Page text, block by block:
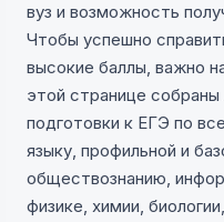
вуз и возможность
Чтобы успешно
высокие баллы, важно
этой странице
подготовки к ЕГЭ по
языку, профильной и
обществознанию,
физике, химии,